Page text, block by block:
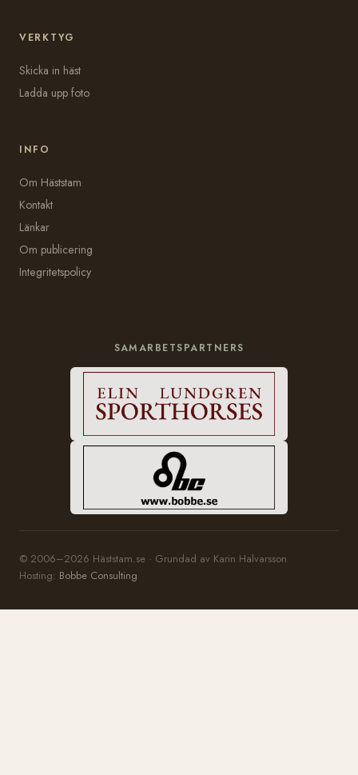
VERKTYG
Skicka in häst
Ladda upp foto
INFO
Om Häststam
Kontakt
Länkar
Om publicering
Integritetspolicy
SAMARBETSPARTNERS
© 2006–2026 Häststam.se · Grundad av Karin Halvarsson
Hosting: Bobbe Consulting